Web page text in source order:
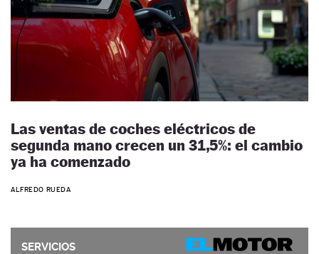
Las ventas de coches eléctricos de
segunda mano crecen un 31,5%: el cambio
ya ha comenzado
ALFREDO RUEDA